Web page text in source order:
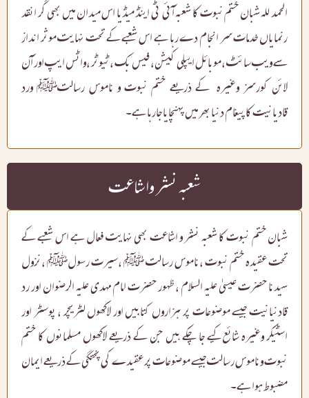
الحمد للہ شبان ختم نبوت کا شعبہ آئی ٹی اینڈ میڈیا اس میدان میں بھی گر انقد
رنمایاں خدمات سر انجام دے رہا ہے اس شعبے کے تحت نہایت موثر انداز
سے ویب سائٹ ،موبائل ایپلی کیشن، فیس بک ،ٹیوٹر ،واٹس ایپ اور آن
لائن کورسز وغیرہ کے ذریعے ختم نبوت و ناموس رسالتﷺ ورد
قادیانیت کا پیغام دنیا بھر میں پہنچایا جارہا ہے۔
شعبہ نشر واشاعت
شبان ختم نبوت کا شعبہ نشر و اشاعت بھی نہایت فعال ہے اس شعبے کے
تحت عقیدہ ختم نبوت ،ناموس رسالت ﷺ ،سیرت رسولﷺ ،نزول
سیدنا حضرت عیسیٰ علیہ السلام ، ظہور حضرت امام مہدی علیہ الرضوان اور رد
قادنیانیت جیسے موضوعات پر ہزاروں کتابیں اور لاکھوں لٹریچر ، پوسٹر اور
اسٹیکر وغیرہ شائع کیے جا چکے ہیں جن کے ذریعے لاکھوں مسلمانوں کا ختم
نبوت وناموس رسالت جیسے موضوعات پر عقیدے کی پختگی کے ذریعے ایمان
مضبوط ہوا ہے۔